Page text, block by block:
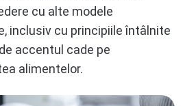
cu alte modele
inclusiv cu principiile întâlnite
accentul cade pe
alimentelor.